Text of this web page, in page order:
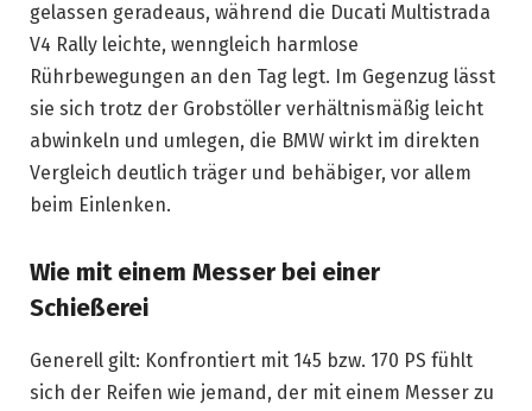
gelassen geradeaus, während die Ducati Multistrada
V4 Rally leichte, wenngleich harmlose
Rührbewegungen an den Tag legt. Im Gegenzug lässt
sie sich trotz der Grobstöller verhältnismäßig leicht
abwinkeln und umlegen, die BMW wirkt im direkten
Vergleich deutlich träger und behäbiger, vor allem
beim Einlenken.
Wie mit einem Messer bei einer
Schießerei
Generell gilt: Konfrontiert mit 145 bzw. 170 PS fühlt
sich der Reifen wie jemand, der mit einem Messer zu